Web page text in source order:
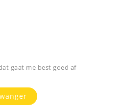
gaat me best goed af